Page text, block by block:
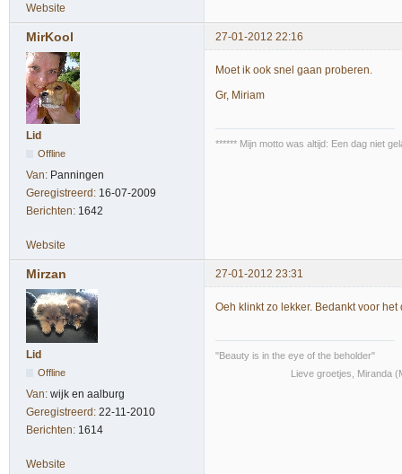
Website
MirKool 27-01-2012 22:16
Lid
Offline
Van: Panningen
Geregistreerd: 16-07-2009
Berichten: 1642
Moet ik ook snel gaan proberen.
Gr, Miriam
****** Mijn motto was altijd: Een dag niet
Website
Mirzan 27-01-2012 23:31
Lid
Offline
Van: wijk en aalburg
Geregistreerd: 22-11-2010
Berichten: 1614
Oeh klinkt zo lekker. Bedankt voor het
"Beauty is in the eye of the beholder"
Lieve groetjes, Miranda
Website